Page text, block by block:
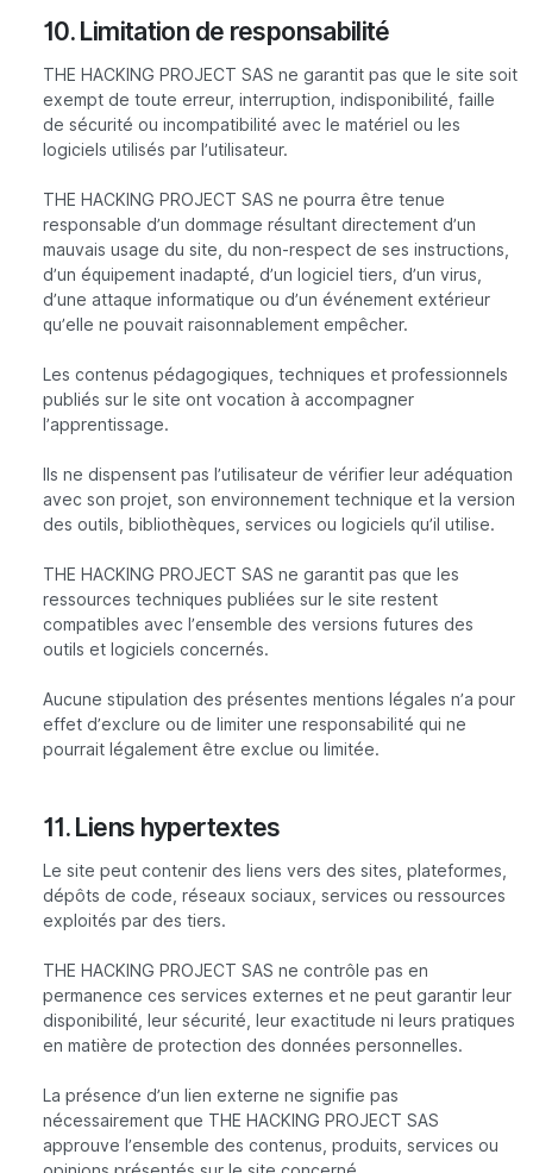
10. Limitation de responsabilité
THE HACKING PROJECT SAS ne garantit pas que le site soit
exempt de toute erreur, interruption, indisponibilité, faille
de sécurité ou incompatibilité avec le matériel ou les
logiciels utilisés par l’utilisateur.
THE HACKING PROJECT SAS ne pourra être tenue
responsable d’un dommage résultant directement d’un
mauvais usage du site, du non-respect de ses instructions,
d’un équipement inadapté, d’un logiciel tiers, d’un virus,
d’une attaque informatique ou d’un événement extérieur
qu’elle ne pouvait raisonnablement empêcher.
Les contenus pédagogiques, techniques et professionnels
publiés sur le site ont vocation à accompagner
l’apprentissage.
Ils ne dispensent pas l’utilisateur de vérifier leur adéquation
avec son projet, son environnement technique et la version
des outils, bibliothèques, services ou logiciels qu’il utilise.
THE HACKING PROJECT SAS ne garantit pas que les
ressources techniques publiées sur le site restent
compatibles avec l’ensemble des versions futures des
outils et logiciels concernés.
Aucune stipulation des présentes mentions légales n’a pour
effet d’exclure ou de limiter une responsabilité qui ne
pourrait légalement être exclue ou limitée.
11. Liens hypertextes
Le site peut contenir des liens vers des sites, plateformes,
dépôts de code, réseaux sociaux, services ou ressources
exploités par des tiers.
THE HACKING PROJECT SAS ne contrôle pas en
permanence ces services externes et ne peut garantir leur
disponibilité, leur sécurité, leur exactitude ni leurs pratiques
en matière de protection des données personnelles.
La présence d’un lien externe ne signifie pas
nécessairement que THE HACKING PROJECT SAS
approuve l’ensemble des contenus, produits, services ou